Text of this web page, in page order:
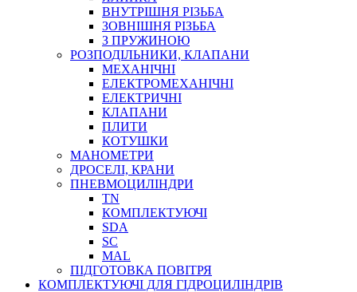
ВНУТРІШНЯ РІЗЬБА
ЗОВНІШНЯ РІЗЬБА
З ПРУЖИНОЮ
РОЗПОДІЛЬНИКИ, КЛАПАНИ
МЕХАНІЧНІ
ЕЛЕКТРОМЕХАНІЧНІ
ЕЛЕКТРИЧНІ
КЛАПАНИ
ПЛИТИ
КОТУШКИ
МАНОМЕТРИ
ДРОСЕЛІ, КРАНИ
ПНЕВМОЦИЛІНДРИ
TN
КОМПЛЕКТУЮЧІ
SDA
SC
MAL
ПІДГОТОВКА ПОВІТРЯ
КОМПЛЕКТУЮЧІ ДЛЯ ГІДРОЦИЛІНДРІВ